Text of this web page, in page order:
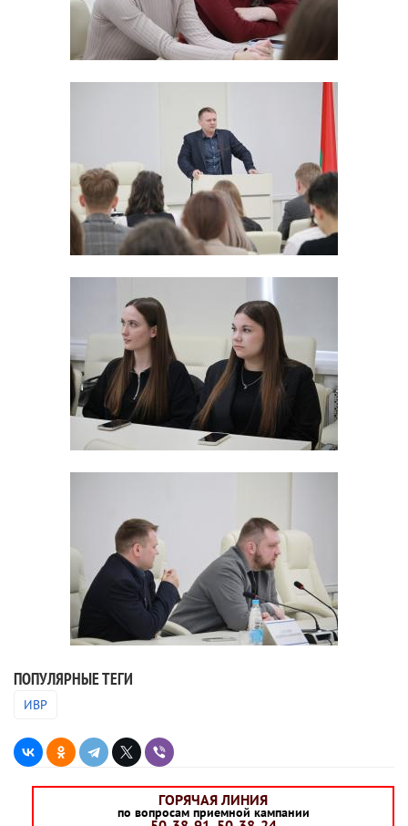
ПОПУЛЯРНЫЕ ТЕГИ
ИВР
ГОРЯЧАЯ ЛИНИЯ
по вопросам приемной кампании